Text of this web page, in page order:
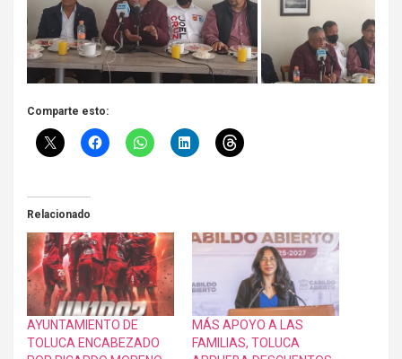
Comparte esto:
Relacionado
AYUNTAMIENTO DE
TOLUCA ENCABEZADO
MÁS APOYO A LAS
FAMILIAS, TOLUCA